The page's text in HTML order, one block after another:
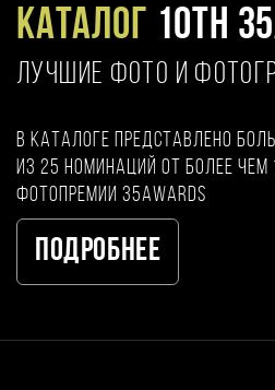
Каталог 10TH
ЛУЧШИЕ ФОТО И
В каталоге представлено
из 25 номинаций от более чем
фотопремии 35AWARDS
Подробнее